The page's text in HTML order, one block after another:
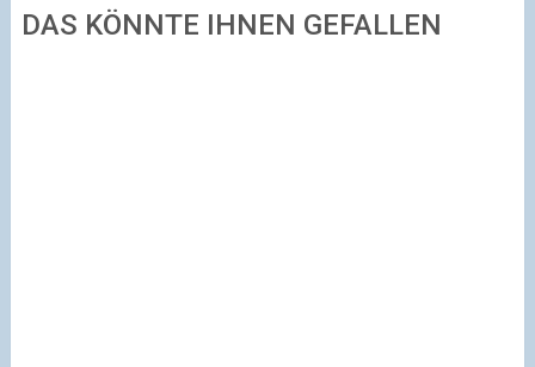
DAS KÖNNTE IHNEN GEFALLEN